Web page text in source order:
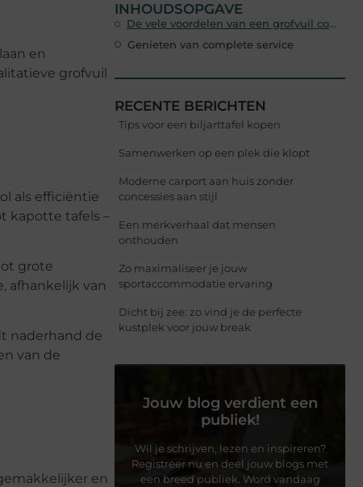
en
grofvuil
als efficiëntie
kapotte tafels –
grote
afhankelijk van
naderhand de
van de
en
INHOUDSOPGAVE
De vele voordelen van een grofvuil container
Genieten van complete service
RECENTE BERICHTEN
Tips voor een biljarttafel kopen
Samenwerken op een plek die klopt
Moderne carport aan huis zonder
concessies aan stijl
Een merkverhaal dat mensen
onthouden
Zo maximaliseer je jouw
sportaccommodatie ervaring
Dicht bij zee: zo vind je de perfecte
kustplek voor jouw break
Jouw blog verdient een
publiek!
Wil je schrijven, lezen en inspireren?
Registreer nu en deel jouw blogs met
een breed publiek. Word vandaag